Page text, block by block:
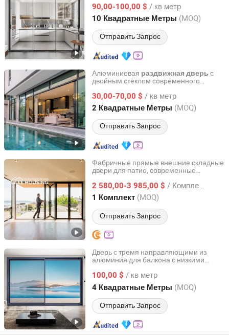
раздвижнаядверь
90,00-100,00 $ / кв метр
10 Квадратные Метры (MOQ)
Отправить Запрос
Hebei, China с 2023
Алюминиевая раздвижная дверь с
двойным стеклом современного
компаний
30,00-70,00 $ / кв метр
2 Квадратные Метры (MOQ)
Отправить Запрос
Jiangxi Maokay Furniture Co., Ltd.
Jiangxi, China с 2026
Фабричные прямые внешние складные
двери для патио, современные
двери с терморазрывом, стеклянные
би-фолд двери с аккордеонным стилем
2 580,00-3 985,00 $ / Комплект
1 Комплект (MOQ)
Отправить Запрос
EEE HOUSING CO., LIMITED
Guangdong, China с 2021
Дверь с тремя направляющими из
алюминия для балкона с низкими
возможностью настройки для вилл
100,00 $ / кв метр
4 Квадратные Метры (MOQ)
Отправить Запрос
GD OVOSD Doors & Windows Industrial Co., Ltd.
Guangdong, China с 2026